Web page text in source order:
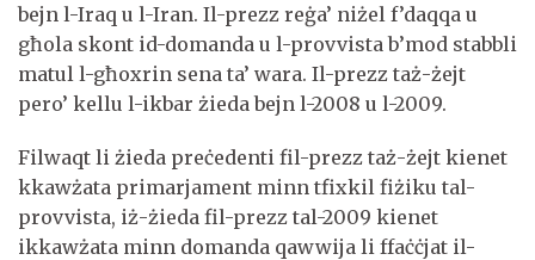
bejn l-Iraq u l-Iran. Il-prezz reġa’ niżel f’daqqa u
għola skont id-domanda u l-provvista b’mod stabbli
matul l-għoxrin sena ta’ wara. Il-prezz taż-żejt
pero’ kellu l-ikbar żieda bejn l-2008 u l-2009.
Filwaqt li żieda preċedenti fil-prezz taż-żejt kienet
kkawżata primarjament minn tfixkil fiżiku tal-
provvista, iż-żieda fil-prezz tal-2009 kienet
ikkawżata minn domanda qawwija li ffaċċjat il-